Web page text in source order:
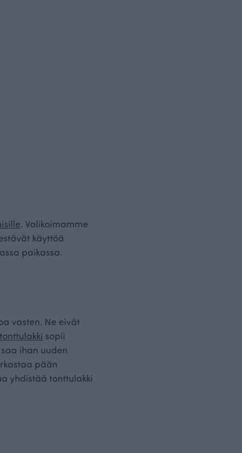
. Valikoimamme
käyttöä
paikassa.
vasten. Ne eivät
sopii
ihan uuden
pään
yhdistää tonttulakki